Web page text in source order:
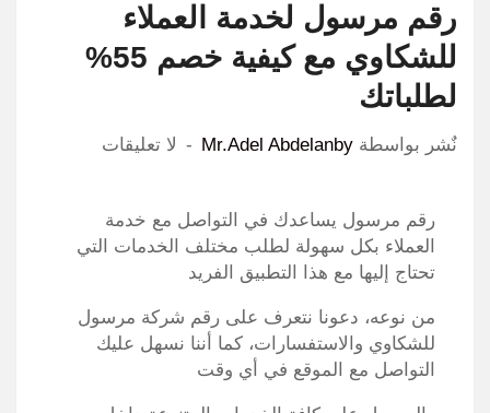
رقم مرسول لخدمة العملاء
للشكاوي مع كيفية خصم 55%
لطلباتك
نٌشر بواسطة Mr.Adel Abdelanby لا تعليقات
رقم مرسول يساعدك في التواصل مع خدمة
العملاء بكل سهولة لطلب مختلف الخدمات التي
تحتاج إليها مع هذا التطبيق الفريد
من نوعه، دعونا نتعرف على رقم شركة مرسول
للشكاوي والاستفسارات، كما أننا نسهل عليك
التواصل مع الموقع في أي وقت